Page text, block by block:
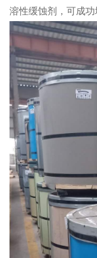
溶性缓蚀剂，可成功